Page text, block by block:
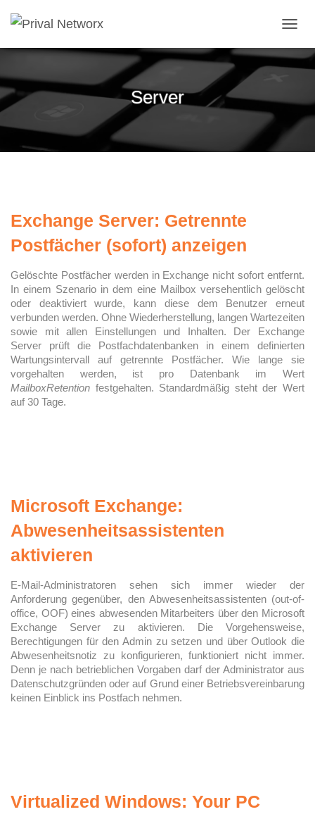
Server
Exchange Server: Getrennte
Postfächer (sofort) anzeigen
Gelöschte Postfächer werden in Exchange nicht sofort entfernt.
In einem Szenario in dem eine Mailbox versehentlich gelöscht
oder deaktiviert wurde, kann diese dem Benutzer erneut
verbunden werden. Ohne Wiederherstellung, langen Wartezeiten
sowie mit allen Einstellungen und Inhalten. Der Exchange
Server prüft die Postfachdatenbanken in einem definierten
Wartungsintervall auf getrennte Postfächer. Wie lange sie
vorgehalten werden, ist pro Datenbank im Wert
MailboxRetention festgehalten. Standardmäßig steht der Wert
auf 30 Tage.
Microsoft Exchange:
Abwesenheitsassistenten
aktivieren
E-Mail-Administratoren sehen sich immer wieder der
Anforderung gegenüber, den Abwesenheitsassistenten (out-of-
office, OOF) eines abwesenden Mitarbeiters über den Microsoft
Exchange Server zu aktivieren. Die Vorgehensweise,
Berechtigungen für den Admin zu setzen und über Outlook die
Abwesenheitsnotiz zu konfigurieren, funktioniert nicht immer.
Denn je nach betrieblichen Vorgaben darf der Administrator aus
Datenschutzgründen oder auf Grund einer Betriebsvereinbarung
keinen Einblick ins Postfach nehmen.
Virtualized Windows: Your PC